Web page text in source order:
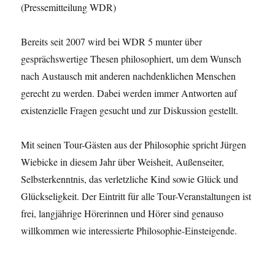
(Pressemitteilung WDR)
Bereits seit 2007 wird bei WDR 5 munter über
gesprächswertige Thesen philosophiert, um dem Wunsch
nach Austausch mit anderen nachdenklichen Menschen
gerecht zu werden. Dabei werden immer Antworten auf
existenzielle Fragen gesucht und zur Diskussion gestellt.
Mit seinen Tour-Gästen aus der Philosophie spricht Jürgen
Wiebicke in diesem Jahr über Weisheit, Außenseiter,
Selbsterkenntnis, das verletzliche Kind sowie Glück und
Glückseligkeit. Der Eintritt für alle Tour-Veranstaltungen ist
frei, langjährige Hörerinnen und Hörer sind genauso
willkommen wie interessierte Philosophie-Einsteigende.